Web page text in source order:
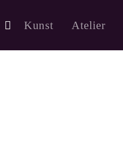
Kunst Atelier